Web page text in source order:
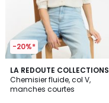
-20%*
LA REDOUTE COLLECTIONS
Chemisier fluide, col V,
manches courtes
3,5
/ 5